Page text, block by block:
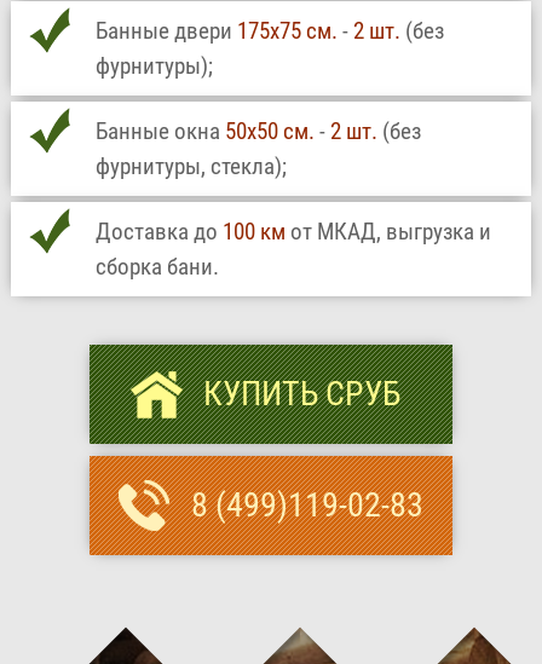
Банные двери 175х75 см. - 2 шт. (без
фурнитуры);
Банные окна 50х50 см. - 2 шт. (без
фурнитуры, стекла);
Доставка до 100 км от МКАД, выгрузка и
сборка бани.
КУПИТЬ СРУБ
8 (499)119-02-83